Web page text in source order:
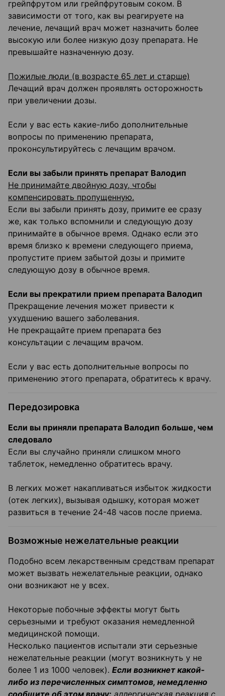
грейпфрутом или грейпфрутовым соком. В
зависимости от того, как вы реагируете на
лечение, лечащий врач может назначить более
высокую или более низкую дозу препарата. Не
превышайте назначенную дозу.
Пожилые люди (в возрасте 65 лет и старше)
Лечащий врач должен проявлять осторожность
при увеличении дозы.
Если у вас есть какие-либо дополнительные
вопросы по применению препарата,
проконсультируйтесь с лечащим врачом.
Если вы забыли принять препарат Валодип
Не принимайте двойную дозу, чтобы
компенсировать пропущенную.
Если вы забыли принять дозу, примите ее сразу
же, как только вспомнили и следующую дозу
принимайте в обычное время. Однако если это
время близко к времени следующего приема,
пропустите прием забытой дозы и примите
следующую дозу в обычное время.
Если вы прекратили прием препарата Валодип
Прекращение лечения может привести к
ухудшению вашего заболевания.
Не прекращайте прием препарата без
консультации с лечащим врачом.
Если у вас есть дополнительные вопросы по
применению этого препарата, обратитесь к врачу.
Передозировка
Если вы приняли препарата Валодип больше, чем
следовало
Если вы случайно приняли слишком много
таблеток, немедленно обратитесь врачу.
В легких может накапливаться избыток жидкости
(отек легких), вызывая одышку, которая может
развиться в течение 24-48 часов после приема.
Возможные нежелательные реакции
Подобно всем лекарственным средствам препарат
может вызвать нежелательные реакции, однако
они возникают не у всех.
Некоторые побочные эффекты могут быть
серьезными и требуют оказания немедленной
медицинской помощи.
Несколько пациентов испытали эти серьезные
нежелательные реакции (могут возникнуть у не
более 1 из 1000 человек). Если возникнет какой-
либо из перечисленных симптомов, немедленно